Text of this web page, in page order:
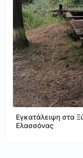
Εγκατάλειψη στα
Ελασσόνας